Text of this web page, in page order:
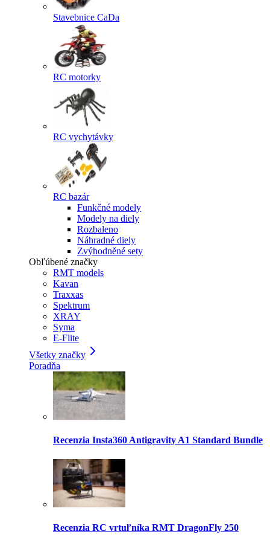
Stavebnice CaDa
RC motorky
RC vychytávky
RC bazár
Funkčné modely
Modely na diely
Rozbaleno
Náhradné diely
Zvýhodněné sety
Obľúbené značky
RMT models
Kavan
Traxxas
Spektrum
XRAY
Syma
E-Flite
Všetky značky
Poradňa
Recenzia Insta360 Antigravity A1 Standard Bundle
Recenzia RC vrtuľníka RMT DragonFly 250